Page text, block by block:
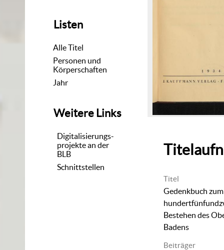
Listen
Alle Titel
Personen und
Körperschaften
Jahr
Weitere Links
Digitalisierungs-
projekte an der
BLB
Schnittstellen
Titel
Gedenkbuch zum
Bestehen des
Badens
Beiträger